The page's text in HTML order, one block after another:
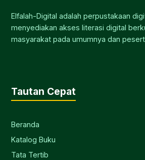
Elfalah-Digital adalah perpustakaan
menyediakan akses literasi digital
masyarakat pada umumnya dan
Tautan Cepat
Beranda
Katalog Buku
Tata Tertib